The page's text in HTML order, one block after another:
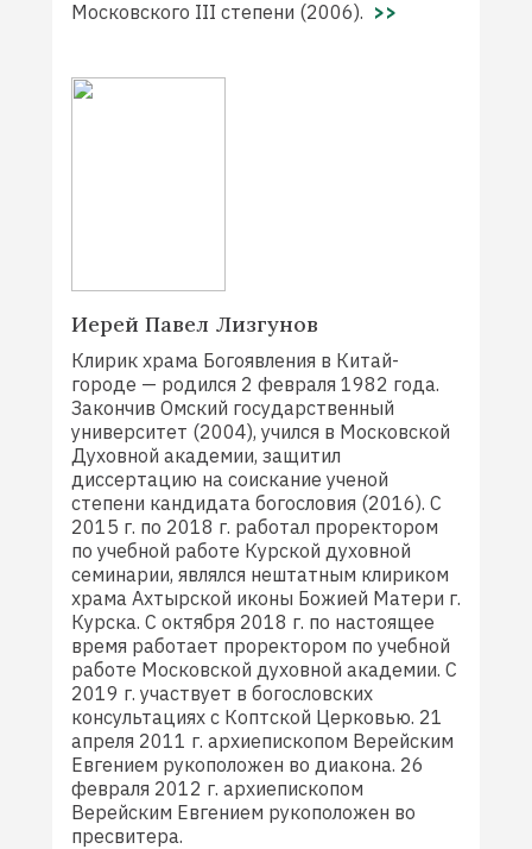
Московского III степени (2006). >>
Иерей Павел Лизгунов
Клирик храма Богоявления в Китай-
городе — родился 2 февраля 1982 года.
Закончив Омский государственный
университет (2004), учился в Московской
Духовной академии, защитил
диссертацию на соискание ученой
степени кандидата богословия (2016). С
2015 г. по 2018 г. работал проректором
по учебной работе Курской духовной
семинарии, являлся нештатным клириком
храма Ахтырской иконы Божией Матери г.
Курска. С октября 2018 г. по настоящее
время работает проректором по учебной
работе Московской духовной академии. С
2019 г. участвует в богословских
консультациях с Коптской Церковью. 21
апреля 2011 г. архиепископом Верейским
Евгением рукоположен во диакона. 26
февраля 2012 г. архиепископом
Верейским Евгением рукоположен во
пресвитера.